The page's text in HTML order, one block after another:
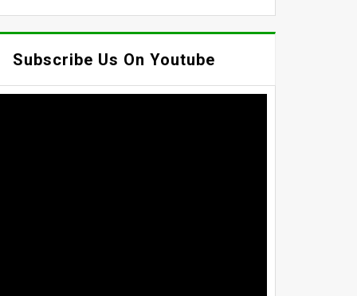
Subscribe Us On Youtube